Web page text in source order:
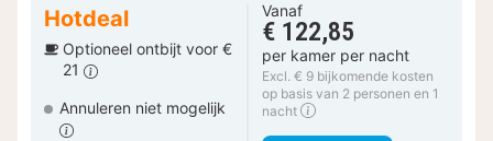
Hotdeal
Optioneel ontbijt voor €
21
Annuleren niet mogelijk
Vanaf
€ 122,85
per kamer per nacht
Excl. € 9 bijkomende kosten
op basis van 2 personen en 1
nacht